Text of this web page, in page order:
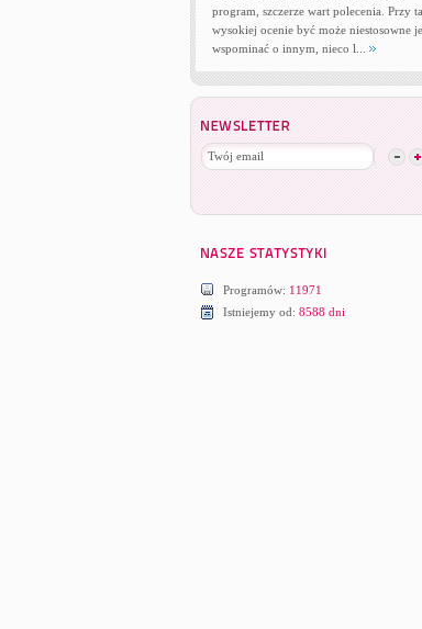
program, szczerze wart polecenia. Przy
wysokiej ocenie być może niestosowne
wspominać o innym, nieco l...
Programów: 11971
Istniejemy od: 8588 dni